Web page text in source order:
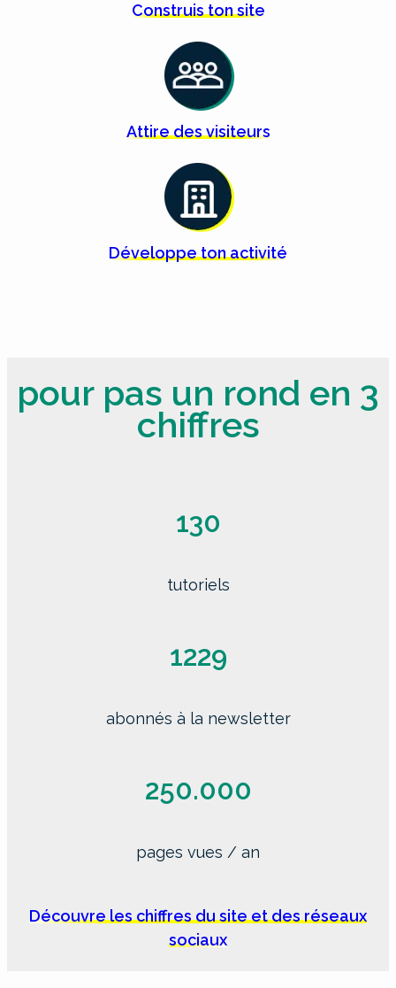
Construis tonsite
Attire desvisiteurs
Développe tonactivité
pour pas un rond en 3
chiffres
130
tutoriels
1229
abonnés à la newsletter
250.000
pages vues / an
Découvre les chiffres du site et des réseaux
sociaux